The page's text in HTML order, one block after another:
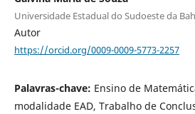
Universidade Estadual do Sudoeste da
Autor
https://orcid.org/0009-0009-5773-2257
Palavras-chave: Ensino de
modalidade EAD, Trabalho de